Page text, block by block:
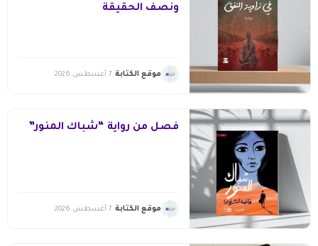
ونصف الحقيقة
موقع الكتابة 7 أغسطس 2026
فصل من رواية “شباك المنور”
موقع الكتابة 7 أغسطس 2026